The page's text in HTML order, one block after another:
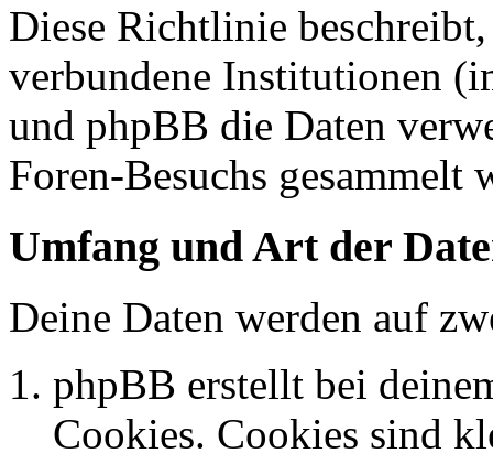
Diese Richtlinie
verbundene Institutionen
und phpBB die Daten
Foren-Besuchs gesammelt
Umfang und Art der
Deine Daten werden auf
phpBB erstellt bei
Cookies. Cookies sind